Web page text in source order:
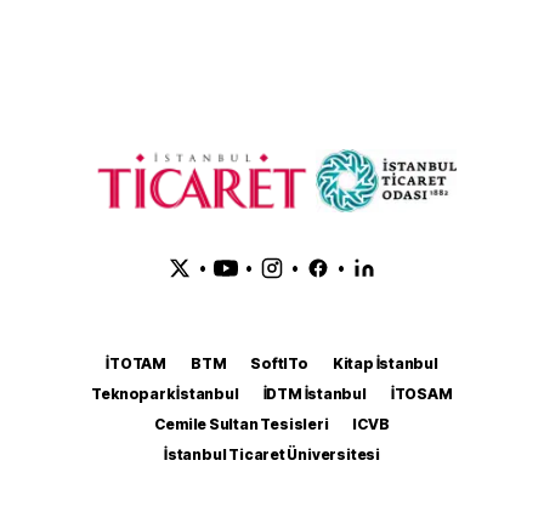
• • • •
İTOTAM BTM SoftITo
Kitap İstanbul
Teknopark İstanbul
İDTM İstanbul
İTOSAM
Cemile Sultan Tesisleri
ICVB
İstanbul Ticaret Üniversitesi